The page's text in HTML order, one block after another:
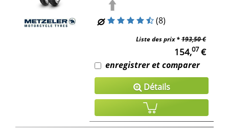
(8)
Liste des prix *193,50 €
154,07€
enregistrer et comparer
Détails